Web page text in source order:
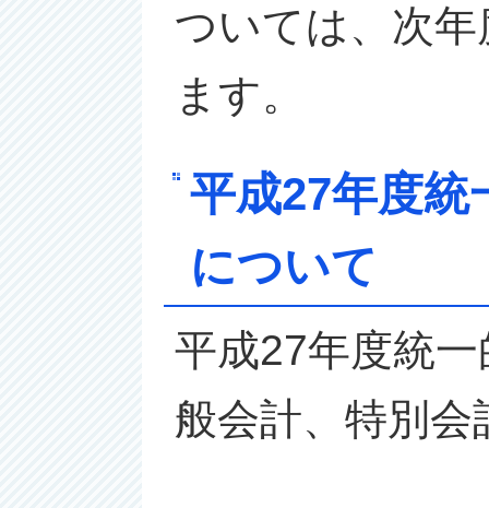
ついては、次
ます。
平成27年度統
について
平成27年度統
般会計、特別